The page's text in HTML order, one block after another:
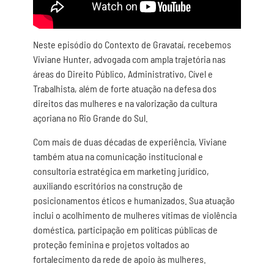
Neste episódio do Contexto de Gravataí, recebemos
Viviane Hunter, advogada com ampla trajetória nas
áreas do Direito Público, Administrativo, Cível e
Trabalhista, além de forte atuação na defesa dos
direitos das mulheres e na valorização da cultura
açoriana no Rio Grande do Sul.
Com mais de duas décadas de experiência, Viviane
também atua na comunicação institucional e
consultoria estratégica em marketing jurídico,
auxiliando escritórios na construção de
posicionamentos éticos e humanizados. Sua atuação
inclui o acolhimento de mulheres vítimas de violência
doméstica, participação em políticas públicas de
proteção feminina e projetos voltados ao
fortalecimento da rede de apoio às mulheres.